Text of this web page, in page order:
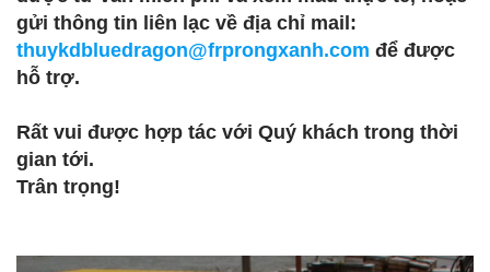
gửi thông tin liên lạc về địa chỉ mail:
thuykdbluedragon@frprongxanh.com để được
hỗ trợ.
Rất vui được hợp tác với Quý khách trong thời
gian tới.
Trân trọng!